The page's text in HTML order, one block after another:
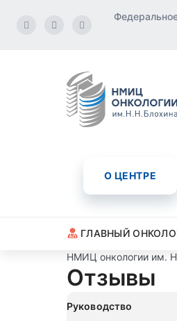
О ЦЕНТРЕ
ГЛАВНЫЙ
НМИЦ онкологии им.
Отзывы
Руководство